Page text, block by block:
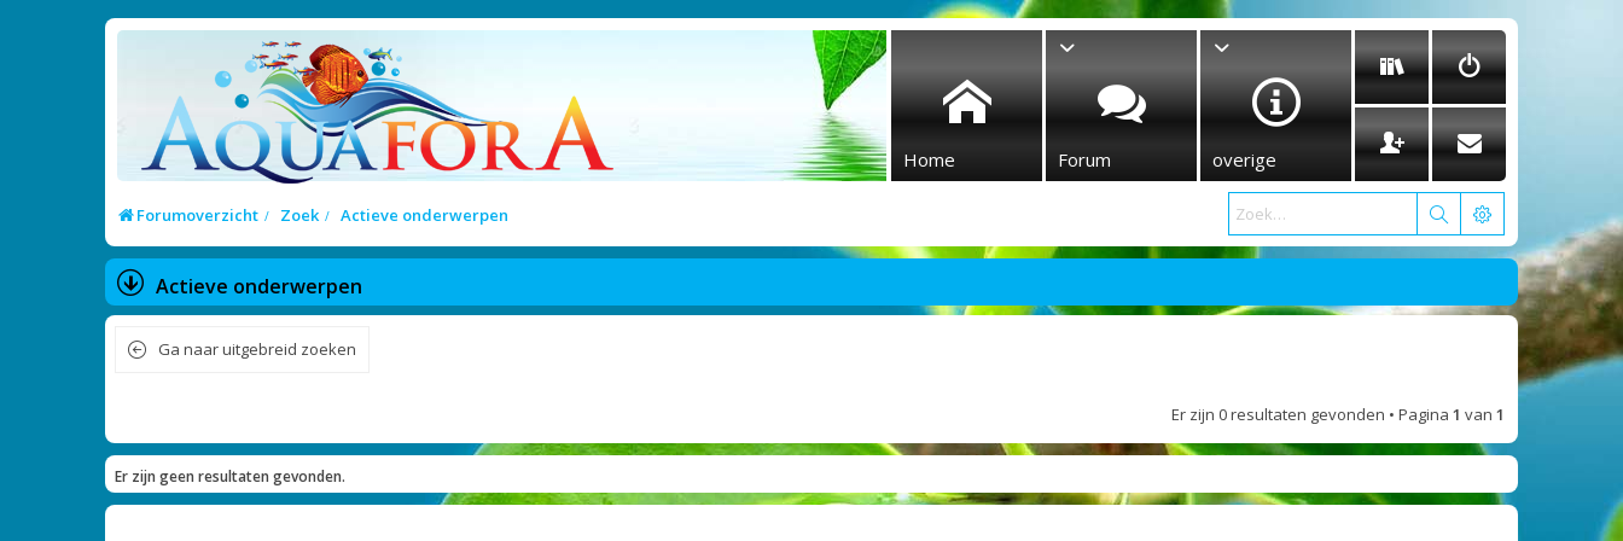
Home Forum overige
Forumoverzicht Zoek Actieve onderwerpen
Actieve onderwerpen
Ga naar uitgebreid zoeken
Er zijn 0 resultaten gevonden • Pagina 1 van 1
Er zijn geen resultaten gevonden.